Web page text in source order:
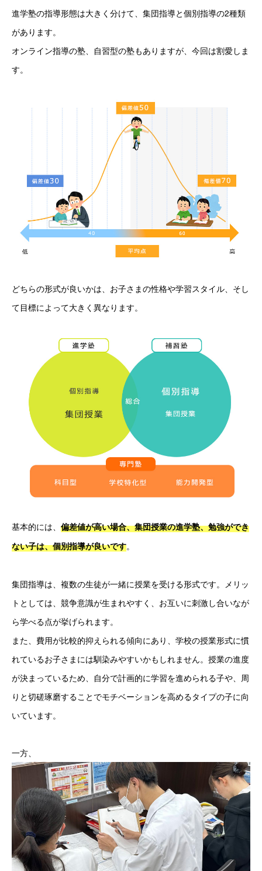
進学塾の指導形態は大きく分けて、集団指導と個別指導の2種類
があります。
オンライン指導の塾、自習型の塾もありますが、今回は割愛しま
す。
どちらの形式が良いかは、お子さまの性格や学習スタイル、そし
て目標によって大きく異なります。
基本的には、 偏差値が高い場合、集団授業の進学塾、勉強ができ
ない子は、個別指導が良いです。
集団指導は、複数の生徒が一緒に授業を受ける形式です。メリッ
トとしては、競争意識が生まれやすく、お互いに刺激し合いなが
ら学べる点が挙げられます。
また、費用が比較的抑えられる傾向にあり、学校の授業形式に慣
れているお子さまには馴染みやすいかもしれません。授業の進度
が決まっているため、自分で計画的に学習を進められる子や、周
りと切磋琢磨することでモチベーションを高めるタイプの子に向
いています。
一方、